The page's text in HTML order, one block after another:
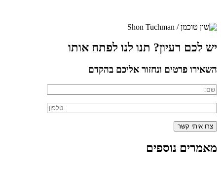
יש לכם רעיון? תנו לנו לפתח אותו
השאירו פרטים ונחזור אליכם בהקדם
מאמרים נוספים